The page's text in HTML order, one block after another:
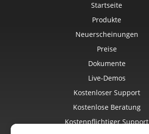
Startseite
Produkte
Neuerscheinungen
Preise
Dokumente
Live-Demos
Kostenloser Support
Kostenlose Beratung
Kostenpflichtiger Support